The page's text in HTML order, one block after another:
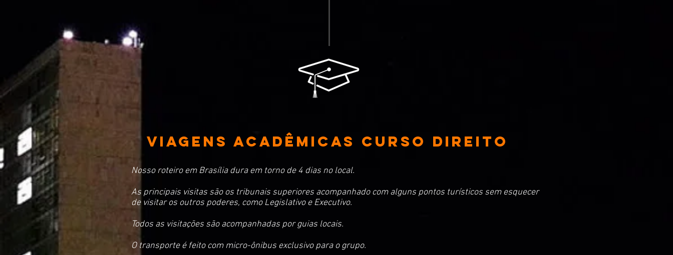
VIAGENS ACADÊMICAS curso direito
Nosso roteiro em Brasília dura em torno de 4 dias no local.
As principais visitas são os tribunais superiores acompanhado com alguns pontos turísticos sem esquecer
de visitar os outros poderes, como Legislativo e Executivo.
Todos as visitações são acompanhadas por guias locais.
O transporte é feito com micro-ônibus exclusivo para o grupo.